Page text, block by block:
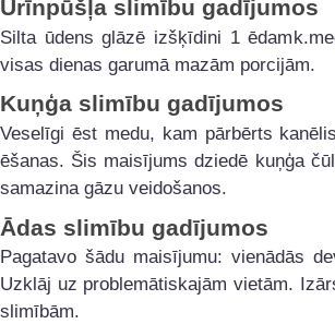
Urīnpūšļa slimību gadījumos
Silta ūdens glāzē izšķīdini 1
visas dienas garumā mazām porcijām.
Kuņģa slimību gadījumos
Veselīgi ēst medu, kam pārbērts
ēšanas. Šis maisījums dziedē kuņģa
samazina gāzu veidošanos.
Ādas slimību gadījumos
Pagatavo šādu maisījumu: vienādās
Uzklāj uz problemātiskajām vietām.
slimībām.